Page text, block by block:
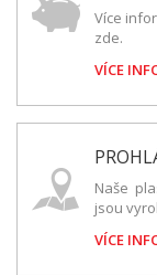
Více
zde.
VÍCE
Naše
jsou
VÍCE